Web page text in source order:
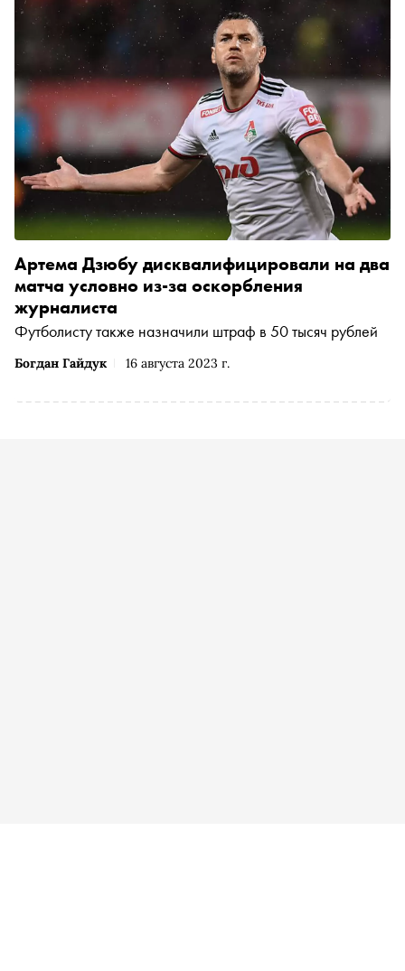
Богдан Гайдук 16 августа 2023 г.
Артема Дзюбу дисквалифицировали на два
матча условно из-за оскорбления
журналиста
Футболисту также назначили штраф в 50 тысяч рублей